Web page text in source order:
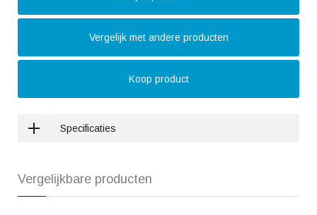
Vergelijk met andere producten
Koop product
Specificaties
Vergelijkbare producten